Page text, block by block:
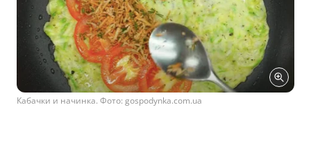
Кабачки и начинка. Фото: gospodynka.com.ua